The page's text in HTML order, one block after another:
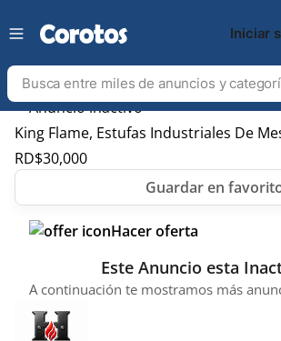
Iniciar
King Flame, Estufas Industriales De
RD$30,000
Hacer oferta
Este Anuncio esta
A continuación te mostramos más